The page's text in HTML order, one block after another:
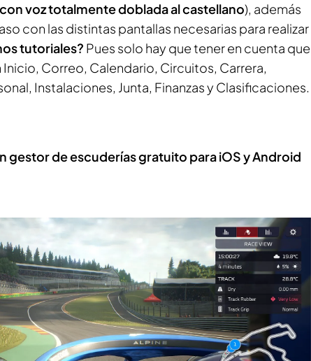
con voz totalmente doblada al castellano), además
con las distintas pantallas necesarias para realizar
tutoriales? Pues solo hay que tener en cuenta que
Inicio, Correo, Calendario, Circuitos, Carrera,
Instalaciones, Junta, Finanzas y Clasificaciones.
gestor de escuderías gratuito para iOS y Android